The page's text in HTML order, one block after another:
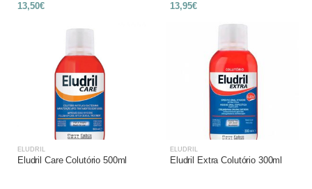
13,50€ 13,95€
ELUDRIL
Eludril Care Colutório 500ml
ELUDRIL
Eludril Extra Colutório 300ml